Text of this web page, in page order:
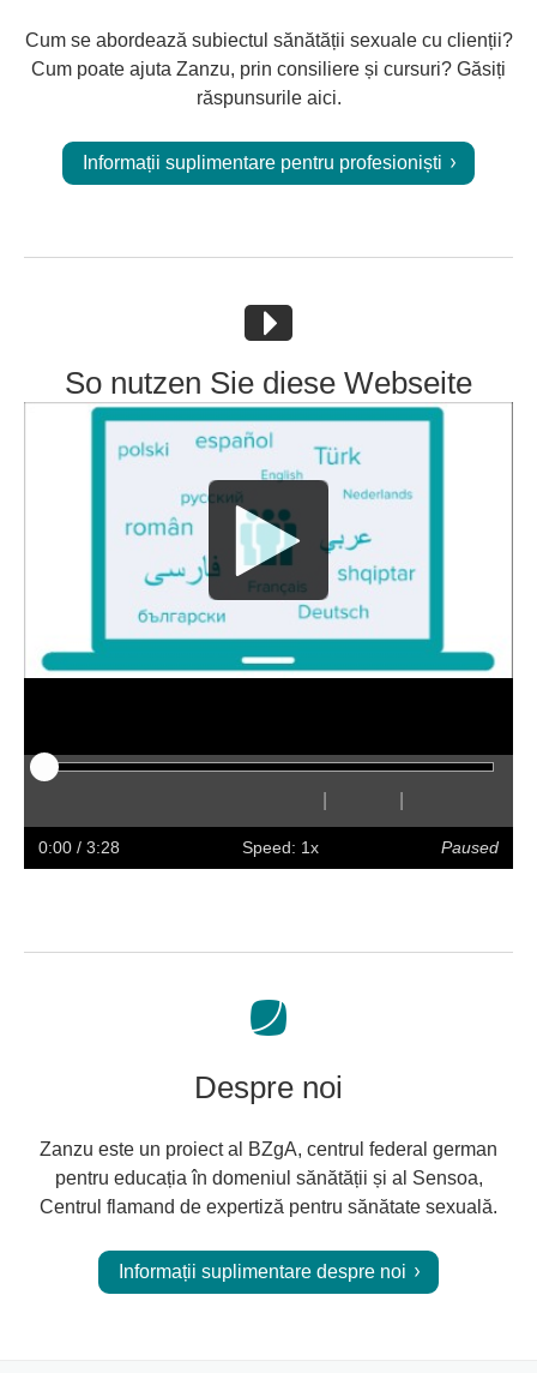
Cum se abordează subiectul sănătății sexuale cu clienții?
Cum poate ajuta Zanzu, prin consiliere și cursuri? Găsiți
răspunsurile aici.
Informații suplimentare pentru profesioniști
So nutzen Sie diese Webseite
Hide
captions
FasterSlower
full
screen
0:00 / 3:28 Speed: 1x Paused
Despre noi
Zanzu este un proiect al BZgA, centrul federal german
pentru educația în domeniul sănătății și al Sensoa,
Centrul flamand de expertiză pentru sănătate sexuală.
Informații suplimentare despre noi